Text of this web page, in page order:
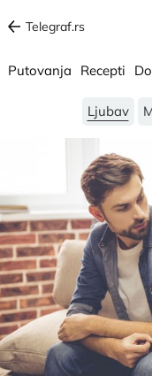
Telegraf.rs
Putovanja Recepti
Ljubav